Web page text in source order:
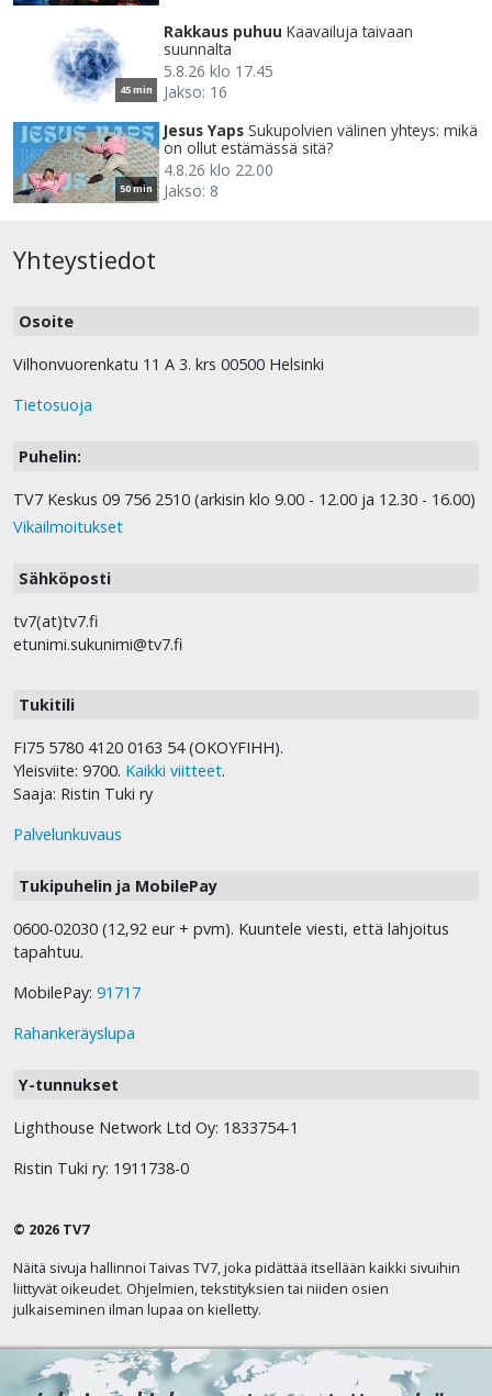
45 min
Rakkaus puhuu Kaavailuja taivaan
suunnalta
5.8.26 klo 17.45
Jakso: 16
50 min
Jesus Yaps Sukupolvien välinen yhteys: mikä
on ollut estämässä sitä?
4.8.26 klo 22.00
Jakso: 8
Yhteystiedot
Osoite
Vilhonvuorenkatu 11 A 3. krs 00500 Helsinki
Tietosuoja
Puhelin:
TV7 Keskus 09 756 2510 (arkisin klo 9.00 - 12.00 ja 12.30 - 16.00)
Vikailmoitukset
Sähköposti
tv7(at)tv7.fi
etunimi.sukunimi@tv7.fi
Tukitili
FI75 5780 4120 0163 54 (OKOYFIHH).
Yleisviite: 9700. Kaikki viitteet.
Saaja: Ristin Tuki ry
Palvelunkuvaus
Tukipuhelin ja MobilePay
0600-02030 (12,92 eur + pvm). Kuuntele viesti, että lahjoitus
tapahtuu.
MobilePay: 91717
Rahankeräyslupa
Y-tunnukset
Lighthouse Network Ltd Oy: 1833754-1
Ristin Tuki ry: 1911738-0
© 2026 TV7
Näitä sivuja hallinnoi Taivas TV7, joka pidättää itsellään kaikki sivuihin
liittyvät oikeudet. Ohjelmien, tekstityksien tai niiden osien
julkaiseminen ilman lupaa on kielletty.